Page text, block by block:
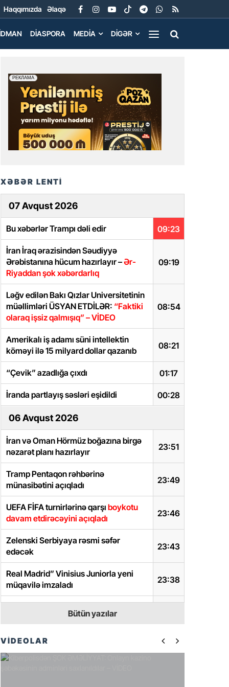
Haqqımızda Əlaqə
DIASPORA MEDIA DIGƏR
XƏBƏR LENTİ
07 Avqust 2026
09:23
Bu xəbərlər Trampı dəli edir
09:19
İran İraq ərazisindən Səudiyyə
Ərəbistanına hücum hazırlayır –Ər-
Riyaddan şok xəbərdarlıq
08:54
Ləğv edilən Bakı Qızlar Universitetinin
müəllimləri ÜSYAN ETDİLƏR: “Faktiki
olaraq işsiz qalmışıq” – VİDEO
08:21
Amerikalı iş adamı süni intellektin
köməyi ilə 15 milyard dollar qazanıb
01:17
“Çevik” azadlığa çıxdı
00:28
İranda partlayış səsləri eşidildi
06 Avqust 2026
23:51
İran və Oman Hörmüz boğazına birgə
nəzarət planı hazırlayır
23:49
Tramp Pentaqon rəhbərinə
münasibətini açıqladı
23:46
UEFA FİFA turnirlərinə qarşı boykotu
davam etdirəcəyini açıqladı
23:43
Zelenski Serbiyaya rəsmi səfər
edəcək
23:38
Real Madrid” Vinisius Juniorla yeni
müqavilə imzaladı
Ukraynaya verilə bilər
23:10
Tramp Pentaqon rəhbərinə dəstəyini
təsdiqlədi
Bütün yazılar
VİDEOLAR